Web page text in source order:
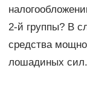
2-й группы? В
средства
лошадиных сил.